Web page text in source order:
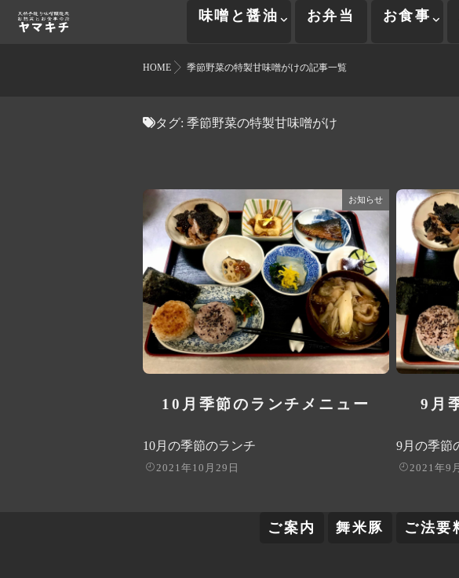
味噌と醤油 お弁当 お食事
HOME 季節野菜の特製甘味噌がけの記事一覧
タグ: 季節野菜の特製甘味噌がけ
お知らせ
10月季節のランチメニュー
10月の季節のランチ
2021年10月29日
9月
9月の季節
2021年9
ご案内 舞米豚 ご法要